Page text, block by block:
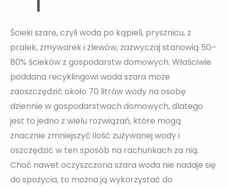
Ścieki szare, czyli woda po kąpieli, prysznicu, z
pralek, zmywarek i zlewów, zazwyczaj stanowią 50–
80% ścieków z gospodarstw domowych. Właściwie
poddana recyklingowi woda szara może
zaoszczędzić około 70 litrów wody na osobę
dziennie w gospodarstwach domowych, dlatego
jest to jedno z wielu rozwiązań, które mogą
znacznie zmniejszyć ilość zużywanej wody i
oszczędzić w ten sposób na rachunkach za nią.
Choć nawet oczyszczona szara woda nie nadaje się
do spożycia, to można ją wykorzystać do